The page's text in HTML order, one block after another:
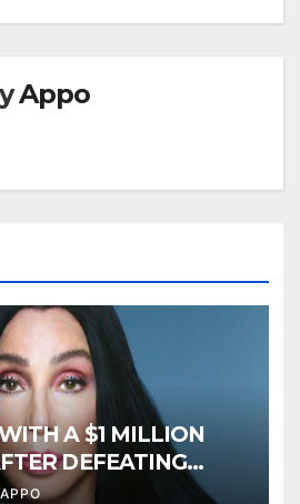
Appo
A $1 MILLION
DEFEATING
WIDOW
APPO